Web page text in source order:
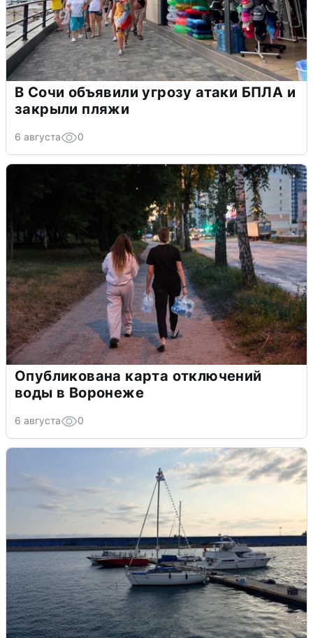
В Сочи объявили угрозу атаки БПЛА и
закрыли пляжи
6 августа 0
Опубликована карта отключений
воды в Воронеже
6 августа 0